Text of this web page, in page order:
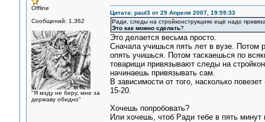
Offline
Сообщений: 1,362
"Я мзду не беру, мне за
державу обидно"
Цитата: paul3 от 29 Апреля 2007, 19:59:33
Ради, следы на стройконструкциях ещё надо
Это как можно сделать?
Это делается весьма просто.
Сначала учишься пять лет в вузе. Потом
опять учишься. Потом таскаешься по
товарищи привязывают следы на
начинаешь привязывать сам.
В зависимости от того, насколько
15-20.
Хочешь попробовать?
Или хочешь, чтоб Ради тебе в пять минут